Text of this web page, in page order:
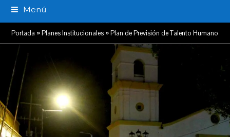
Menú
Portada »Planes Institucionales »Plan de Previsión de Talento Humano